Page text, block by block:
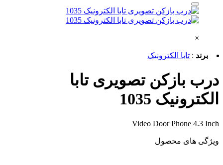
×
برند : تابا الکترونیک
درب بازکن تصویری تابا
الکترونیک 1035
Video Door Phone 4.3 Inch
ویژگی های محصول